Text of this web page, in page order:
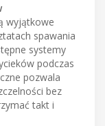
wyjątkowe
spawania
systemy
podczas
pozwala
bez
takt i